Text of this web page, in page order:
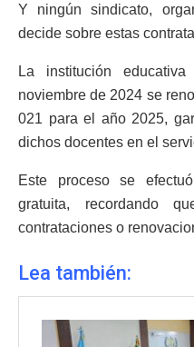
Y ningún sindicato,
decide sobre estas
La institución
noviembre de 2024 se
021 para el año 2025,
dichos docentes en el
Este proceso se
gratuita, recordando
contrataciones o
Lea también: